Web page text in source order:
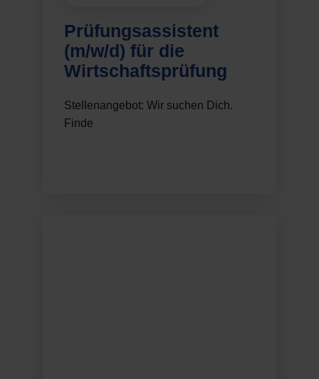
Prüfungsassistent
(m/w/d) für die
Wirtschaftsprüfung
Stellenangebot: Wir suchen Dich.
Finde